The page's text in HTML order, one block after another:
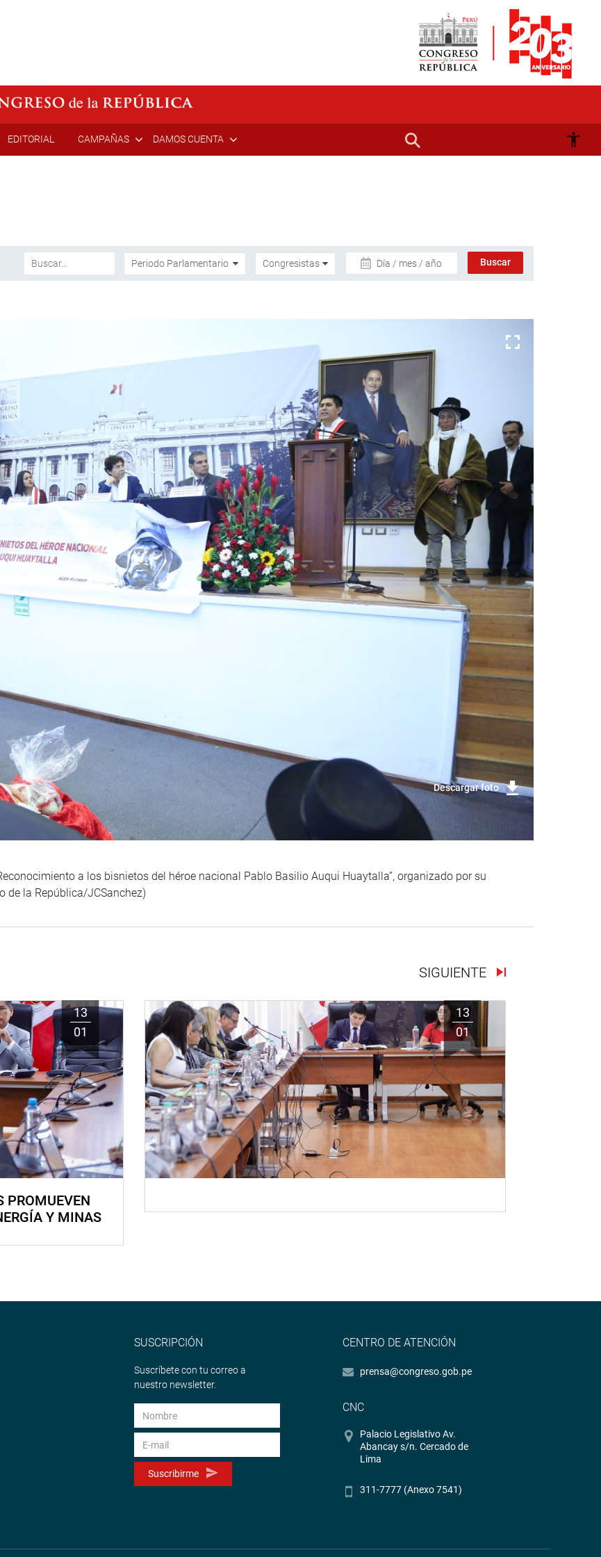
EDITORIAL CAMPAÑAS DAMOS CUENTA
Día / mes / año
Descargar foto
a los bisnietos del héroe nacional Pablo Basilio Auqui Huaytalla”, organizado por su
de la República/JCSanchez)
SIGUIENTE
13
01
PROMUEVEN
Y MINAS
13
01
SUSCRIPCIÓN
Suscríbete con tu correo a
nuestro newsletter.
Suscribirme
CENTRO DE ATENCIÓN
prensa@congreso.gob.pe
CNC
Palacio Legislativo Av.
Abancay s/n. Cercado de
Lima
311-7777 (Anexo 7541)